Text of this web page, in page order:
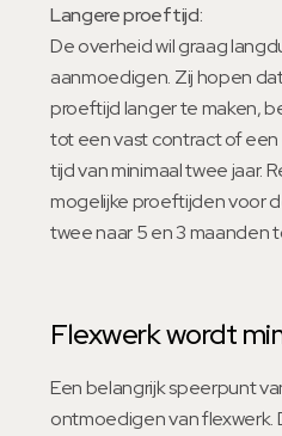
Langere proeftijd:
De overheid wil graag
aanmoedigen. Zij hopen
proeftijd langer te maken,
tot een vast contract of
tijd van minimaal twee jaar.
mogelijke proeftijden voor
twee naar 5 en 3 maanden
Flexwerk wordt
Een belangrijk speerpunt
ontmoedigen van flexwerk.